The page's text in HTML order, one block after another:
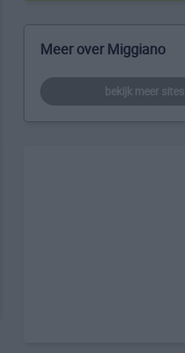
Meer over Miggiano
bekijk meer sites